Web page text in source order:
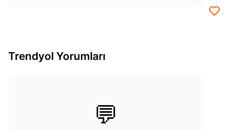
Trendyol Yorumları
💬